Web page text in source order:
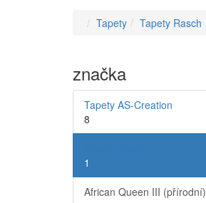
Tapety Tapety Rasch
značka
Tapety AS-Creation
8
1
African Queen III (přírodní)